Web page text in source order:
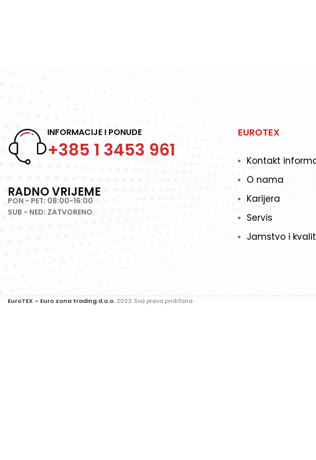
INFORMACIJE I PONUDE
+385 1 3453 961
RADNO VRIJEME
PON - PET: 08:00-16:00
SUB - NED: ZATVORENO.
EUROTEX
Kontakt
O nama
Karijera
Servis
Jamstvo i
EuroTEX – Euro zona trading d.o.o. 2023. Sva prava pridržana